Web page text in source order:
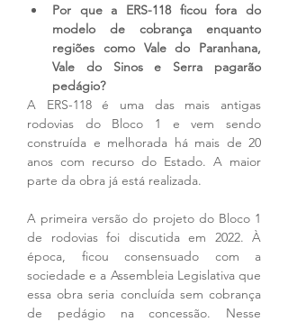
Por que a ERS-118 ficou fora do
modelo de cobrança enquanto
regiões como Vale do Paranhana,
Vale do Sinos e Serra pagarão
pedágio?
A ERS-118 é uma das mais antigas
rodovias do Bloco 1 e vem sendo
construída e melhorada há mais de 20
anos com recurso do Estado. A maior
parte da obra já está realizada.
A primeira versão do projeto do Bloco 1
de rodovias foi discutida em 2022. À
época, ficou consensuado com a
sociedade e a Assembleia Legislativa que
essa obra seria concluída sem cobrança
de pedágio na concessão. Nesse